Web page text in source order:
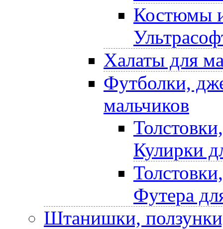
Костюмы
Халаты для
Футболки,
мальчиков
Кулирки
Футера
Штанишки,